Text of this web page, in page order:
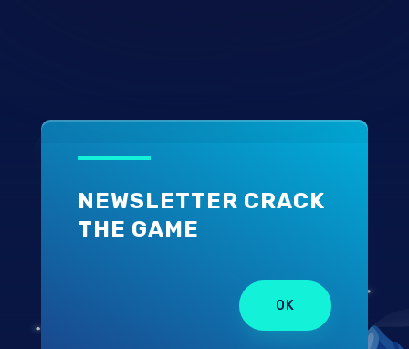
NEWSLETTER CRACK
THE GAME
OK